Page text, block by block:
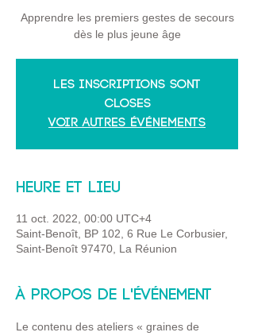
Apprendre les premiers gestes de secours
dès le plus jeune âge
Les inscriptions sont
closes
Voir autres événements
Heure et lieu
11 oct. 2022, 00:00 UTC+4
Saint-Benoît, BP 102, 6 Rue Le Corbusier,
Saint-Benoît 97470, La Réunion
À propos de l'événement
Le contenu des ateliers « graines de